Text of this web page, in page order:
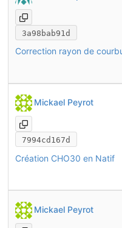
3a98bab91d
Mickael Peyrot
7994cd167d
Création CHO30 en Natif
Mickael Peyrot